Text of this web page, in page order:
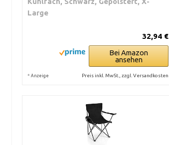
Large
32,94 €
Bei Amazon
ansehen
* Anzeige Preis inkl. MwSt., zzgl. Versandkosten